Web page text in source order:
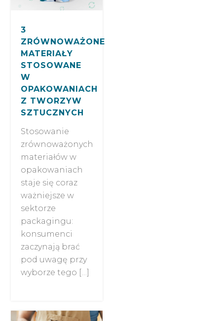
3
ZRÓWNOWAŻONE
MATERIAŁY
STOSOWANE
W
OPAKOWANIACH
Z TWORZYW
SZTUCZNYCH
Stosowanie
zrównoważonych
materiałów w
opakowaniach
staje się coraz
ważniejsze w
sektorze
packagingu:
konsumenci
zaczynają brać
pod uwagę przy
wyborze tego […]